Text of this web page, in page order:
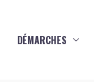
DÉMARCHES